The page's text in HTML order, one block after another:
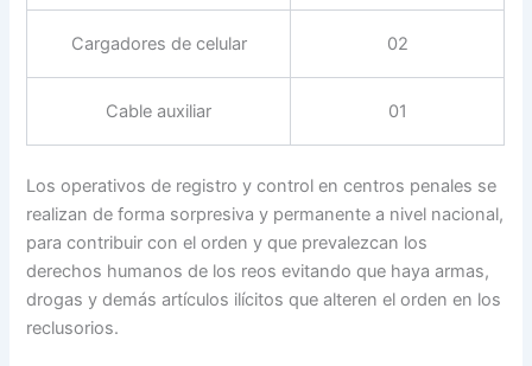
Cargadores de celular 02
Cable auxiliar 01
Los operativos de registro y control en centros penales se
realizan de forma sorpresiva y permanente a nivel nacional,
para contribuir con el orden y que prevalezcan los
derechos humanos de los reos evitando que haya armas,
drogas y demás artículos ilícitos que alteren el orden en los
reclusorios.